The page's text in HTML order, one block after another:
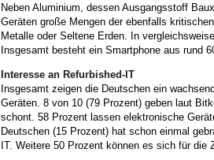
Neben Aluminium, dessen Ausgangsstoff
Geräten große Mengen der ebenfalls
Metalle oder Seltene Erden. In
Insgesamt besteht ein Smartphone aus rund
Interesse an Refurbished-IT
Insgesamt zeigen die Deutschen ein
Geräten. 8 von 10 (79 Prozent) geben laut
schont. 58 Prozent lassen elektronische
Deutschen (15 Prozent) hat schon einmal
IT. Weitere 50 Prozent können es sich für die